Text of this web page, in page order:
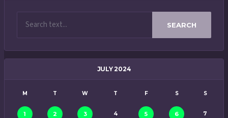
SEARCH
JULY 2024
M T W T F S S
1 2 3 4 5 6 7